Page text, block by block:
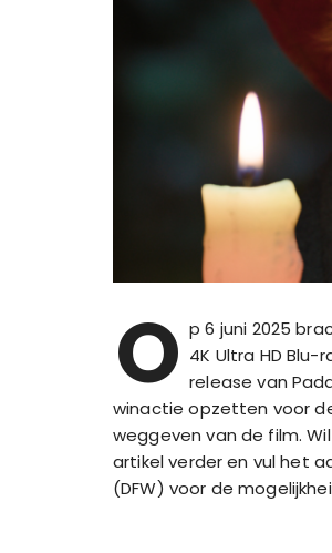
O p 6 juni 2025
4K Ultra HD Blu-
release van
winactie opzetten voor
weggeven van de film.
artikel verder en vul het
(DFW) voor de